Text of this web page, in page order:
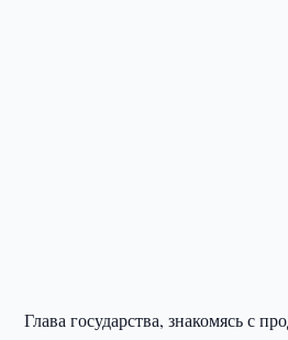
Глава государства, знакомясь с